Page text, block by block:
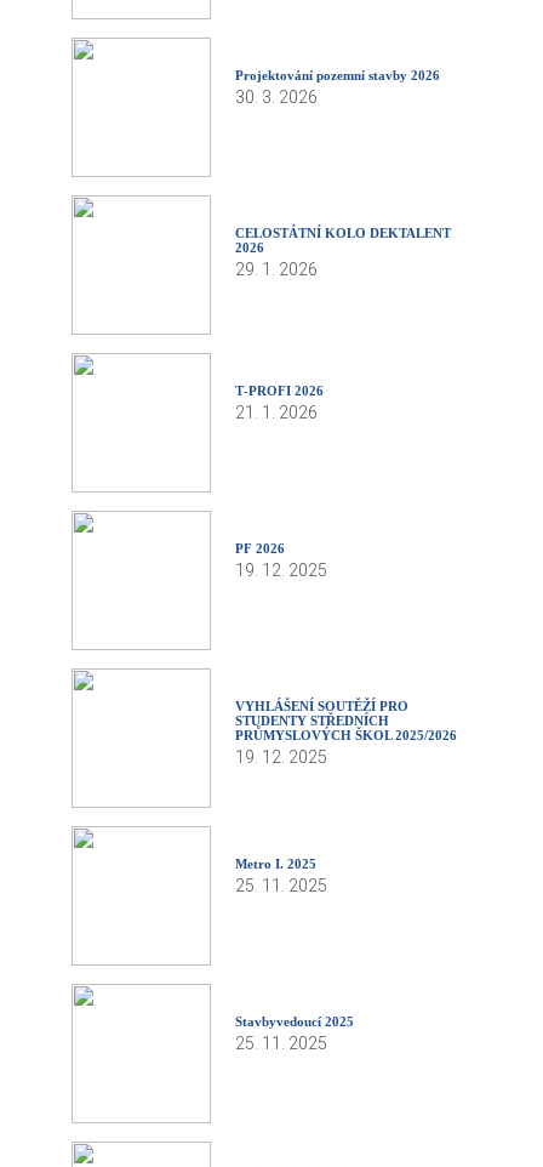
Projektování pozemní stavby 2026
30. 3. 2026
CELOSTÁTNÍ KOLO DEKTALENT
2026
29. 1. 2026
T‑PROFI 2026
21. 1. 2026
PF 2026
19. 12. 2025
VYHLÁŠENÍ SOUTĚŽÍ PRO
STUDENTY STŘEDNÍCH
PRŮMYSLOVÝCH ŠKOL 2025/2026
19. 12. 2025
Metro I. 2025
25. 11. 2025
Stavbyvedoucí 2025
25. 11. 2025